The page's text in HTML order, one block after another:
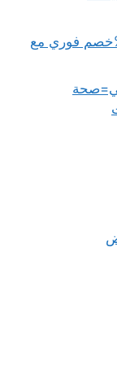
خشب الرياض بـ33%خصم فوري مع